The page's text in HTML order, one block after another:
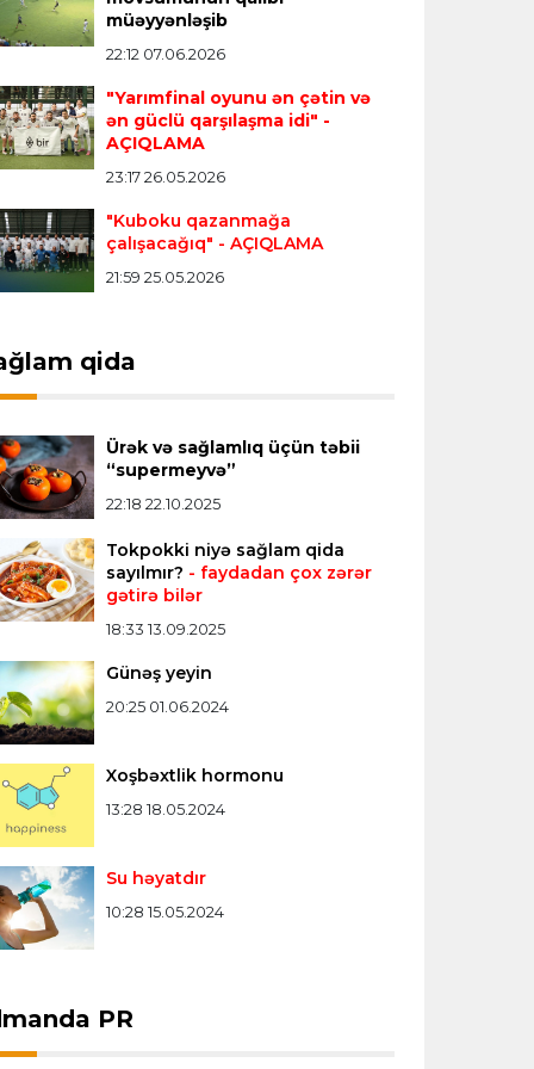
10:19 07.08.2026
ilk dəfə “Junior International
turniri keçiriləcək
01:47 07.08.2026
“Malyorka”nın futbolçusu
12 milyon avro ödəyəcək
dan İnfantinoya açıq dəstək
01:36 07.08.2026
ispaniyalı müdafiəçinin
yekunlaşdırdı
01:33 07.08.2026
"Real"ı seçdi, "Arsenal" planını
xəbərlər >>>
müəyyənləşib
22:12 07.06.2026
"Yarımfinal oyunu ən çətin və
ən güclü qarşılaşma idi" -
AÇIQLAMA
23:17 26.05.2026
"Kuboku qazanmağa
çalışacağıq" - AÇIQLAMA
21:59 25.05.2026
qida
Ürək və sağlamlıq üçün təbii
“supermeyvə”
22:18 22.10.2025
Tokpokki niyə sağlam qida
sayılmır? - faydadan çox zərər
gətirə bilər
18:33 13.09.2025
Günəş yeyin
20:25 01.06.2024
Xoşbəxtlik hormonu
13:28 18.05.2024
Su həyatdır
10:28 15.05.2024
PR